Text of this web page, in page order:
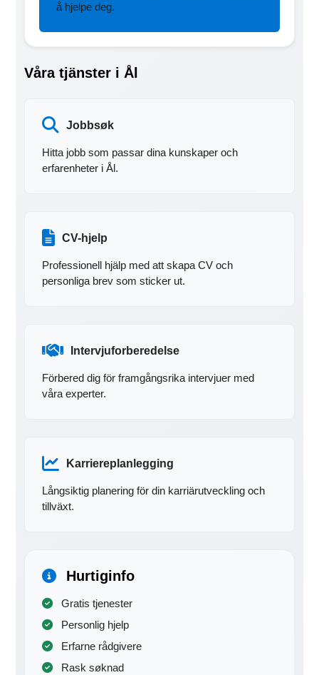
å hjelpe deg.
Våra tjänster i Ål
Jobbsøk
Hitta jobb som passar dina kunskaper och
erfarenheter i Ål.
CV-hjelp
Professionell hjälp med att skapa CV och
personliga brev som sticker ut.
Intervjuforberedelse
Förbered dig för framgångsrika intervjuer med
våra experter.
Karriereplanlegging
Långsiktig planering för din karriärutveckling och
tillväxt.
Hurtiginfo
Gratis tjenester
Personlig hjelp
Erfarne rådgivere
Rask søknad